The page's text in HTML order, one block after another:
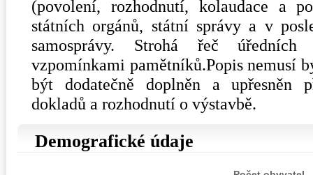
(povolení, rozhodnutí, kolaudace a
státních orgánů, státní správy a v
samosprávy. Strohá řeč
vzpomínkami pamětníků.Popis nemusí
být dodatečně doplněn a upřesněn
dokladů a rozhodnutí o výstavbě.
Demografické údaje